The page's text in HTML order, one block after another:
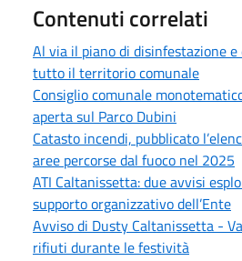
Contenuti correlati
Al via il piano di disinfestazione
tutto il territorio comunale
Consiglio comunale
aperta sul Parco Dubini
Catasto incendi, pubblicato
aree percorse dal fuoco nel 2025
ATI Caltanissetta: due avvisi
supporto organizzativo dell’Ente
Avviso di Dusty Caltanissetta -
rifiuti durante le festività